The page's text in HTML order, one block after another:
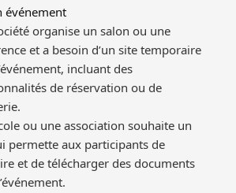
événement
organise un salon ou une
et a besoin d’un site temporaire
incluant des
de réservation ou de
ou une association souhaite un
permette aux participants de
et de télécharger des documents